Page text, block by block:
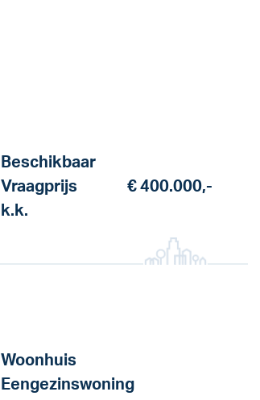
Beschikbaar
Vraagprijs
€ 400.000,-
k.k.
Woonhuis
Eengezinswoning